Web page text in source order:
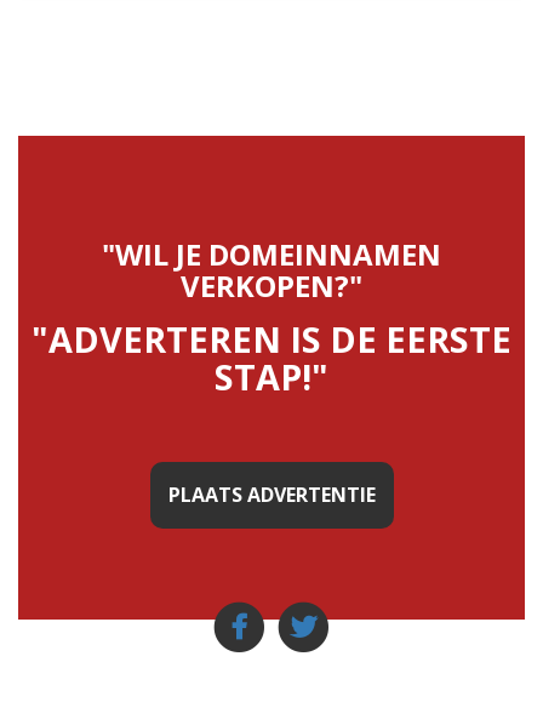
"WIL JE DOMEINNAMEN
VERKOPEN?"
"ADVERTEREN IS DE EERSTE
STAP!"
PLAATS ADVERTENTIE